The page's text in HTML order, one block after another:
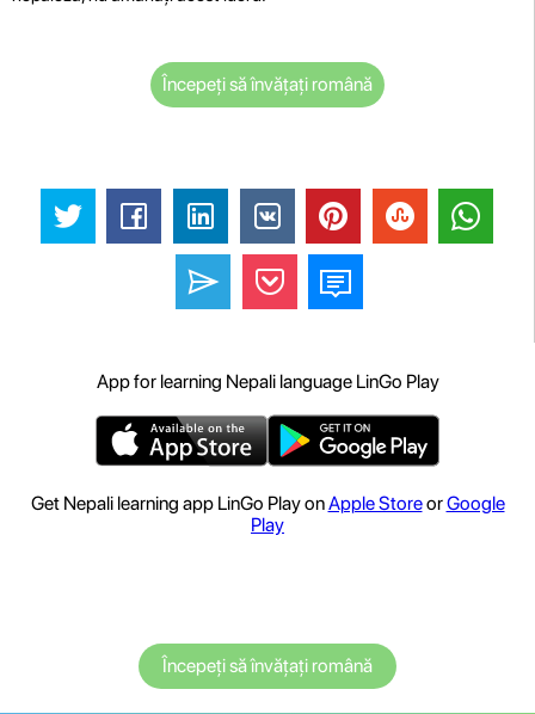
Începeți să învățați română
App for learning Nepali language LinGo Play
Get Nepali learning app LinGo Play onApple StoreorGoogle
Play
Începeți să învățați română